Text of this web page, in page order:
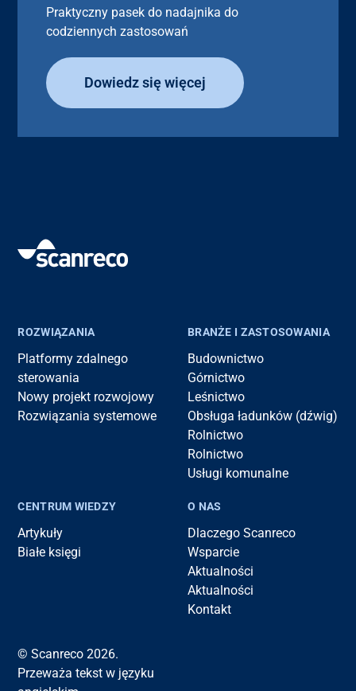
Praktyczny pasek do nadajnika do
codziennych zastosowań
Dowiedz się więcej
ROZWIĄZANIA
Platformy zdalnego
sterowania
Nowy projekt rozwojowy
Rozwiązania systemowe
BRANŻE I ZASTOSOWANIA
Budownictwo
Górnictwo
Leśnictwo
Obsługa ładunków (dźwig)
Rolnictwo
Rolnictwo
Usługi komunalne
CENTRUM WIEDZY
Artykuły
Białe księgi
O NAS
Dlaczego Scanreco
Wsparcie
Aktualności
Aktualności
Kontakt
© Scanreco 2026.
Przeważa tekst w języku